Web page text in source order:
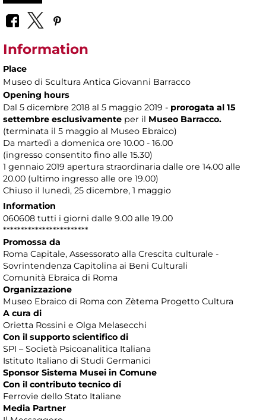
Information
Place
Museo di Scultura Antica Giovanni Barracco
Opening hours
Dal 5 dicembre 2018 al 5 maggio 2019 - prorogata al 15
settembre esclusivamente per il Museo Barracco.
(terminata il 5 maggio al Museo Ebraico)
Da martedì a domenica ore 10.00 - 16.00
(ingresso consentito fino alle 15.30)
1 gennaio 2019 apertura straordinaria dalle ore 14.00 alle
20.00 (ultimo ingresso alle ore 19.00)
Chiuso il lunedì, 25 dicembre, 1 maggio
Information
060608 tutti i giorni dalle 9.00 alle 19.00
************************
Promossa da
Roma Capitale, Assessorato alla Crescita culturale -
Sovrintendenza Capitolina ai Beni Culturali
Comunità Ebraica di Roma
Organizzazione
Museo Ebraico di Roma con Zètema Progetto Cultura
A cura di
Orietta Rossini e Olga Melasecchi
Con il supporto scientifico di
SPI – Società Psicoanalitica Italiana
Istituto Italiano di Studi Germanici
Sponsor Sistema Musei in Comune
Con il contributo tecnico di
Ferrovie dello Stato Italiane
Media Partner